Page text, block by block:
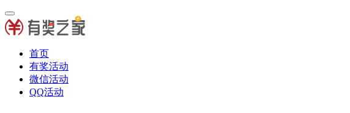
首页
有奖活动
微信活动
QQ活动